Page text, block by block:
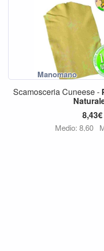
Scamosceria Cuneese -
8,43€
Medio: 8,60